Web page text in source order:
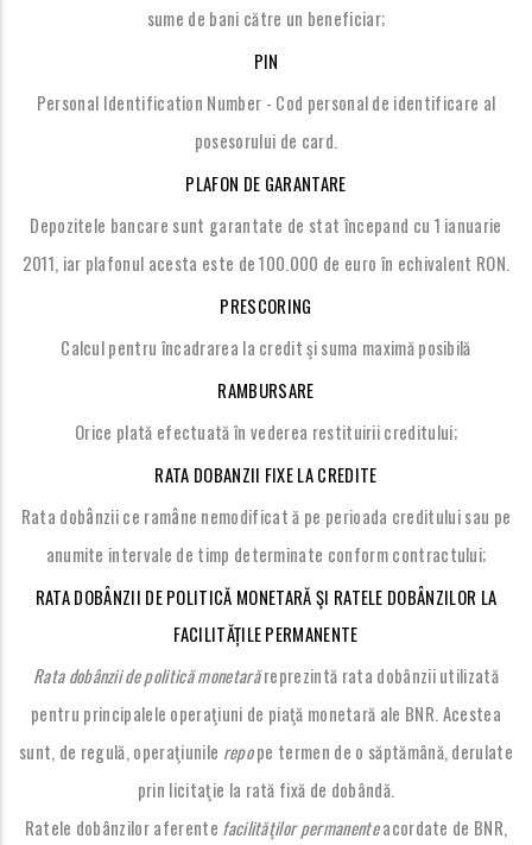
sume de bani către un beneficiar;
PIN
Personal Identification Number - Cod personal de identificare al
posesorului de card.
PLAFON DE GARANTARE
Depozitele bancare sunt garantate de stat începand cu 1 ianuarie
2011, iar plafonul acesta este de 100.000 de euro în echivalent RON.
PRESCORING
Calcul pentru încadrarea la credit şi suma maximă posibilă
RAMBURSARE
Orice plată efectuată în vederea restituirii creditului;
RATA DOBANZII FIXE LA CREDITE
Rata dobânzii ce ramâne nemodificat ă pe perioada creditului sau pe
anumite intervale de timp determinate conform contractului;
RATA DOBÂNZII DE POLITICĂ MONETARĂ ŞI RATELE DOBÂNZILOR LA
FACILITĂȚILE PERMANENTE
Rata dobânzii de politică monetarăreprezintă rata dobânzii utilizată
pentru principalele operaţiuni de piaţă monetară ale BNR. Acestea
sunt, de regulă, operaţiunile repope termen de o săptămână, derulate
prin licitaţie la rată fixă de dobândă.
Ratele dobânzilor aferente facilităţilor permanenteacordate de BNR,